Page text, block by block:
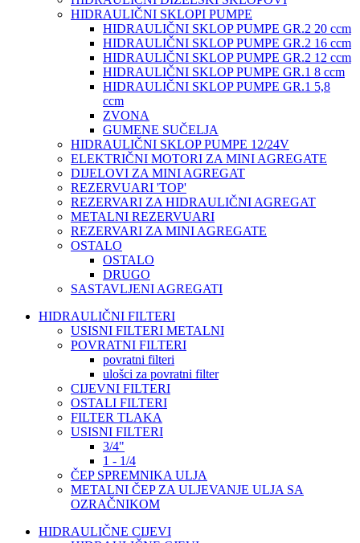
HIDRAULIČNI SKLOPI PUMPE
HIDRAULIČNI SKLOP PUMPE GR.2 20 ccm
HIDRAULIČNI SKLOP PUMPE GR.2 16 ccm
HIDRAULIČNI SKLOP PUMPE GR.2 12 ccm
HIDRAULIČNI SKLOP PUMPE GR.1 8 ccm
HIDRAULIČNI SKLOP PUMPE GR.1 5,8
ccm
ZVONA
GUMENE SUČELJA
HIDRAULIČNI SKLOP PUMPE 12/24V
ELEKTRIČNI MOTORI ZA MINI AGREGATE
DIJELOVI ZA MINI AGREGAT
REZERVUARI 'TOP'
REZERVARI ZA HIDRAULIČNI AGREGAT
METALNI REZERVUARI
REZERVARI ZA MINI AGREGATE
OSTALO
OSTALO
DRUGO
SASTAVLJENI AGREGATI
HIDRAULIČNI FILTERI
USISNI FILTERI METALNI
POVRATNI FILTERI
povratni filteri
ulošci za povratni filter
CIJEVNI FILTERI
OSTALI FILTERI
FILTER TLAKA
USISNI FILTERI
3/4"
1 - 1/4
ČEP SPREMNIKA ULJA
METALNI ČEP ZA ULJEVANJE ULJA SA
OZRAČNIKOM
HIDRAULIČNE CIJEVI